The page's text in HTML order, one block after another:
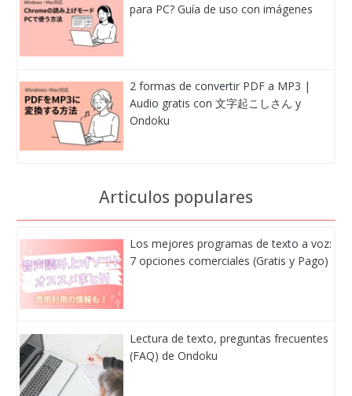
para PC? Guía de uso con imágenes
2 formas de convertir PDF a MP3 |
Audio gratis con 文字起こしさん y
Ondoku
Articulos populares
Los mejores programas de texto a voz:
7 opciones comerciales (Gratis y Pago)
Lectura de texto, preguntas frecuentes
(FAQ) de Ondoku